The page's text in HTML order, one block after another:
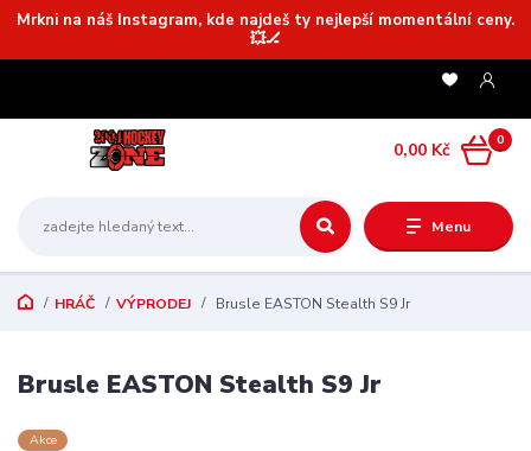
Mrkni na náš Instagram, kde najdeš ty nejlepší momentální ceny.
💥🏒
Menu
0
0,00 Kč
HRÁČ VÝPRODEJ Brusle EASTON Stealth S9 Jr
Brusle EASTON Stealth S9 Jr
Akce